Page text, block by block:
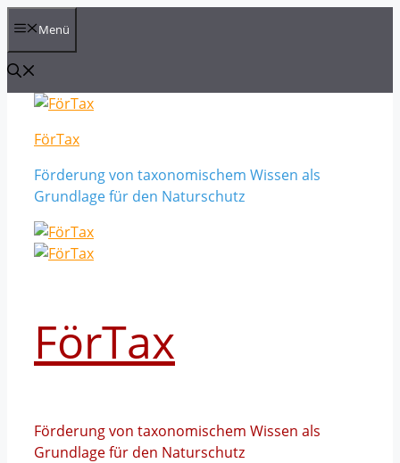
Inhalt
springen
Menü
FörTax
Förderung von taxonomischem Wissen als
Grundlage für den Naturschutz
FörTax
Förderung von taxonomischem Wissen als
Grundlage für den Naturschutz